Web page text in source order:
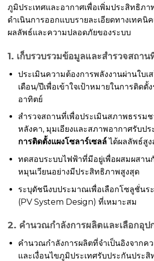
ภูมิประเทศและอากาศเพื่อเพิ่มประสิทธิภ
ดำเนินการออกแบบรายละเอียดทางเทคนิ
ผลลัพธ์และความปลอดภัยของระบบ
1. เก็บรวบรวมข้อมูลและสำรวจสถาน
ประเมินความต้องการพลังงานผ่านใบเ
เดือน/ปีเพื่อเข้าใจเป้าหมายในการติดตั้
อาทิตย์
สำรวจสถานที่เพื่อประเมินสภาพธรรม
หลังคา, มุมเอียงและสภาพอากาศรับป
การติดตั้งแผงโซลาร์เซลล์ได้ผลลัพธ์สูง
ทดสอบระบบไฟฟ้าที่มีอยู่เพื่อผสมผสาน
หมุนเวียนอย่างมีประสิทธิภาพสูงสุด
ระบุดัชนีงบประมาณเพื่อเลือกโซลูชั่นร
(PV System Design) ที่เหมาะสม
2. คำนวณกำลังการผลิตและเลือกอุ
คำนวณกำลังการผลิตที่จำเป็นอิงจากค
และเงื่อนไขภูมิประเทศรับประกันประ